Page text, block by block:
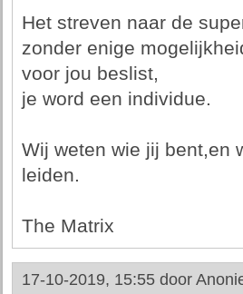
Het streven naar de
zonder enige
voor jou beslist,
je word een individue.
Wij weten wie jij bent,en
leiden.
The Matrix
17-10-2019, 15:55 door